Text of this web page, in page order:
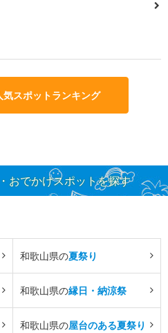
スポットランキング
おでかけスポットを探す
和歌山県の夏祭り
和歌山県の縁日・納涼祭
和歌山県の屋台のある夏祭り